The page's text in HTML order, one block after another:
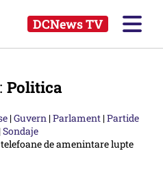
DCNews TV
Politica
|Guvern |Parlament |Partide
|Sondaje